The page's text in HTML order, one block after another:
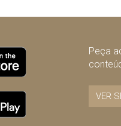
Peça
VER